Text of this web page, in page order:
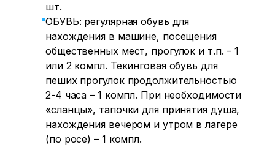
шт.
ОБУВЬ: регулярная обувь для
нахождения в машине, посещения
общественных мест, прогулок и т.п. – 1
или 2 компл. Текинговая обувь для
пеших прогулок продолжительностью
2-4 часа – 1 компл. При необходимости
«сланцы», тапочки для принятия душа,
нахождения вечером и утром в лагере
(по росе) – 1 компл.